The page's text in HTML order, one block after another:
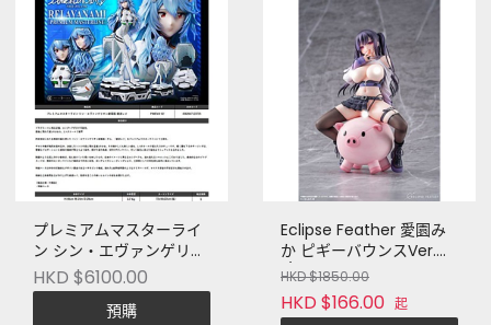
プレミアムマスターライ
ン シン・エヴァンゲリオ
ン劇場版 綾波レイ
HKD $6100.00
預購
Eclipse Feather 愛園み
か ピギーバウンスVer.
1/6スケール塗装済完成品
フィギュア
HKD $1850.00
HKD $166.00 起